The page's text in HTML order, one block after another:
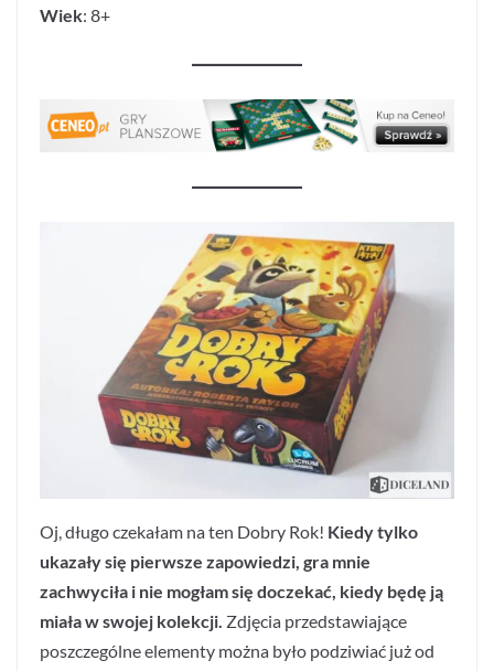
Wiek: 8+
Oj, długo czekałam na ten Dobry Rok! Kiedy tylko
ukazały się pierwsze zapowiedzi, gra mnie
zachwyciła i nie mogłam się doczekać, kiedy będę ją
miała w swojej kolekcji. Zdjęcia przedstawiające
poszczególne elementy można było podziwiać już od